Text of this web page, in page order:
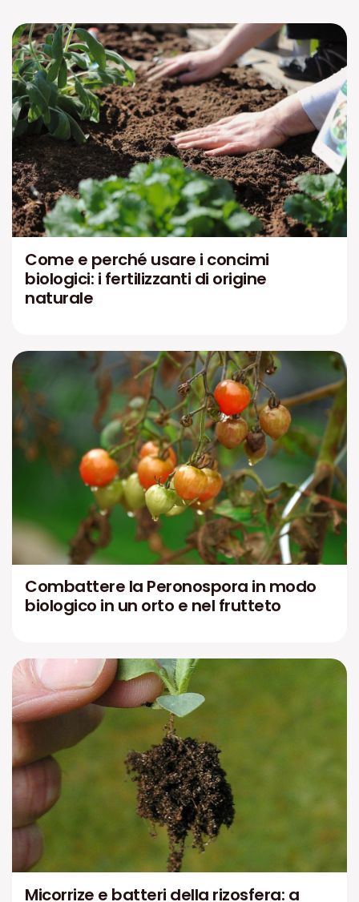
Come e perché usare i concimi
biologici: i fertilizzanti di origine
naturale
Combattere la Peronospora in modo
biologico in un orto e nel frutteto
Micorrize e batteri della rizosfera: a